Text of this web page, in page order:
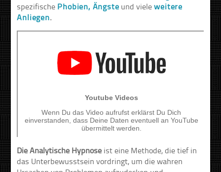
spezifische Phobien, Ängste und vieleweitere
Anliegen.
Die Analytische Hypnose ist eine Methode, die tief in
das Unterbewusstsein vordringt, um die wahren